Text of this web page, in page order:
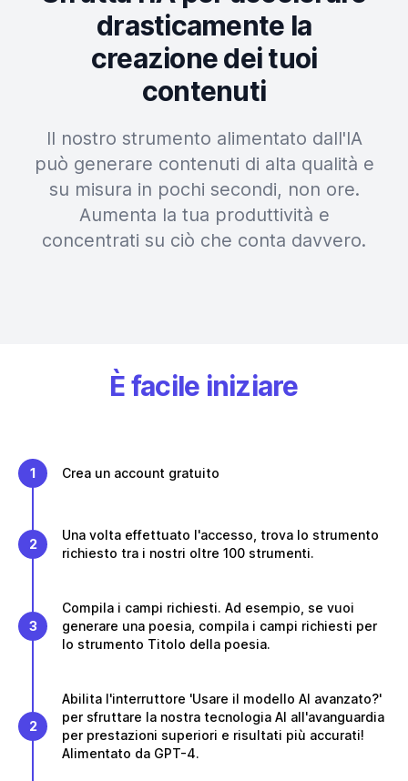
drasticamente la
creazione dei tuoi
contenuti
Il nostro strumento alimentato dall'IA
può generare contenuti di alta qualità e
su misura in pochi secondi, non ore.
Aumenta la tua produttività e
concentrati su ciò che conta davvero.
È facile iniziare
1 Crea un account gratuito
2
Una volta effettuato l'accesso, trova lo strumento
richiesto tra i nostri oltre 100 strumenti.
3
Compila i campi richiesti. Ad esempio, se vuoi
generare una poesia, compila i campi richiesti per
lo strumento Titolo della poesia.
2
Abilita l'interruttore 'Usare il modello AI avanzato?'
per sfruttare la nostra tecnologia AI all'avanguardia
per prestazioni superiori e risultati più accurati!
Alimentato da GPT-4.